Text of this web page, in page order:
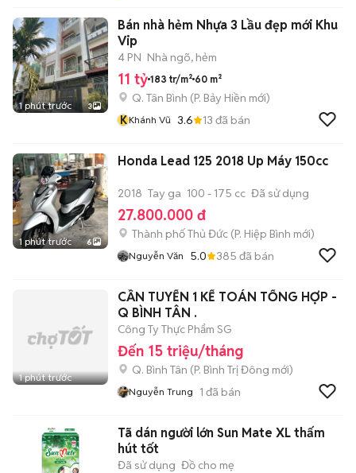
1 phút trước 3
Bán nhà hẻm Nhựa 3 Lầu đẹp mới Khu
Vip
4 PN Nhà ngõ, hẻm
11 tỷ 183 tr/m² 60 m²
Q. Tân Bình (P. Bảy Hiền mới)
KKhánh Vũ 3.6 13 đã bán
1 phút trước 6
Honda Lead 125 2018 Up Máy 150cc
2018 Tay ga 100 - 175 cc Đã sử dụng
27.800.000 đ
Thành phố Thủ Đức (P. Hiệp Bình mới)
Nguyễn Văn 5.0 385 đã bán
1 phút trước
CẦN TUYỂN 1 KẾ TOÁN TỔNG HỢP -
Q BÌNH TÂN .
Công Ty Thực Phẩm SG
Đến 15 triệu/tháng
Q. Bình Tân (P. Bình Trị Đông mới)
Nguyễn Trung 1 đã bán
Tã dán người lớn Sun Mate XL thấm
hút tốt
Đã sử dụng Đồ cho mẹ